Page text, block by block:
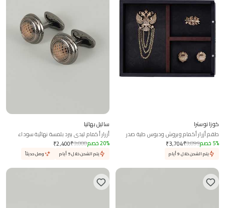
كوزا نوسترا
طقم أزرار أكمام وبروش ودبوس طية صدر
بتصميم طائر الفينيق المزدوج
₹3,704₹3,899 5% خصم
يتم الشحن خلال 9 أيام
ساليل بهاتيا
أزرار أكمام ليدي بيرد بلمسة نهائية سوداء
معدنية - طقم من 2
₹2,400₹3,000 20% خصم
يتم الشحن خلال 5 أيام وصل حديثاً